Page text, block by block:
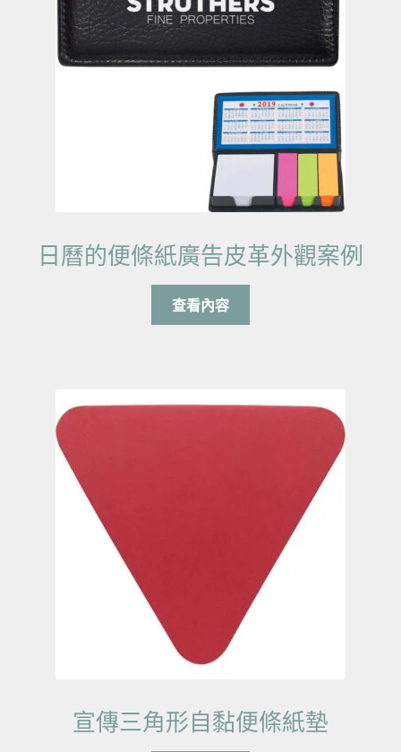
日曆的便條紙廣告皮革外觀案例
查看內容
宣傳三角形自黏便條紙墊